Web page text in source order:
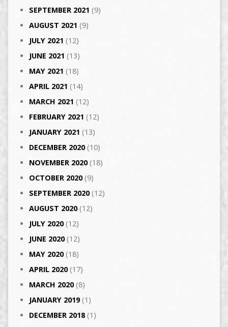
SEPTEMBER 2021 (9)
AUGUST 2021 (9)
JULY 2021 (12)
JUNE 2021 (13)
MAY 2021 (18)
APRIL 2021 (14)
MARCH 2021 (12)
FEBRUARY 2021 (12)
JANUARY 2021 (13)
DECEMBER 2020(10)
NOVEMBER 2020(18)
OCTOBER 2020(9)
SEPTEMBER 2020(12)
AUGUST 2020(12)
JULY 2020(12)
JUNE 2020(12)
MAY 2020(18)
APRIL 2020(17)
MARCH 2020(8)
JANUARY 2019(1)
DECEMBER 2018(1)